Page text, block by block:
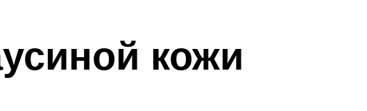
кожи